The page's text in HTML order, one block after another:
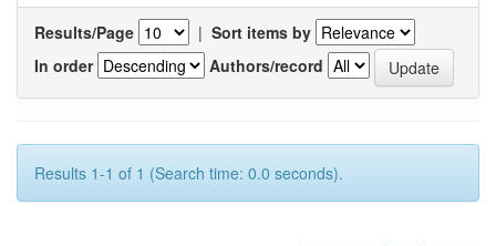
Results/Page | Sort items by
In order
Authors/record
Results 1-1 of 1 (Search time: 0.0 seconds).